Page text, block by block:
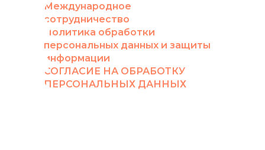
Международное
сотрудничество
Политика обработки
персональных данных и защиты
информации
СОГЛАСИЕ НА ОБРАБОТКУ
ПЕРСОНАЛЬНЫХ ДАННЫХ